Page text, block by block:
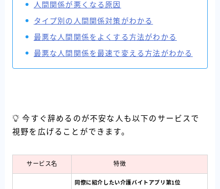
人間関係が悪くなる原因
タイプ別の人間関係対策がわかる
最悪な人間関係をよくする方法がわかる
最悪な人間関係を最速で変える方法がわかる
今すぐ辞めるのが不安な人も以下のサービスで
視野を広げることができます。
サービス名 特徴
同僚に紹介したい介護バイトアプリ第1位